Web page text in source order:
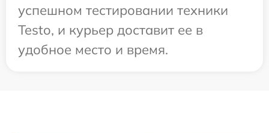
успешном тестировании техники
Testo, и курьер доставит ее в
удобное место и время.